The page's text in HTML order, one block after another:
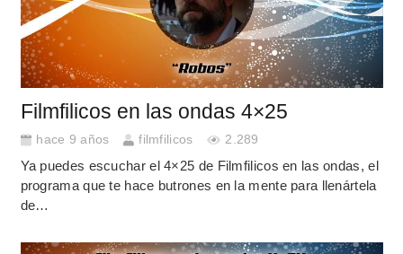
Filmfilicos en las ondas 4×25
hace 9 años filmfilicos 2.289
Ya puedes escuchar el 4×25 de Filmfilicos en las ondas, el
programa que te hace butrones en la mente para llenártela
de…